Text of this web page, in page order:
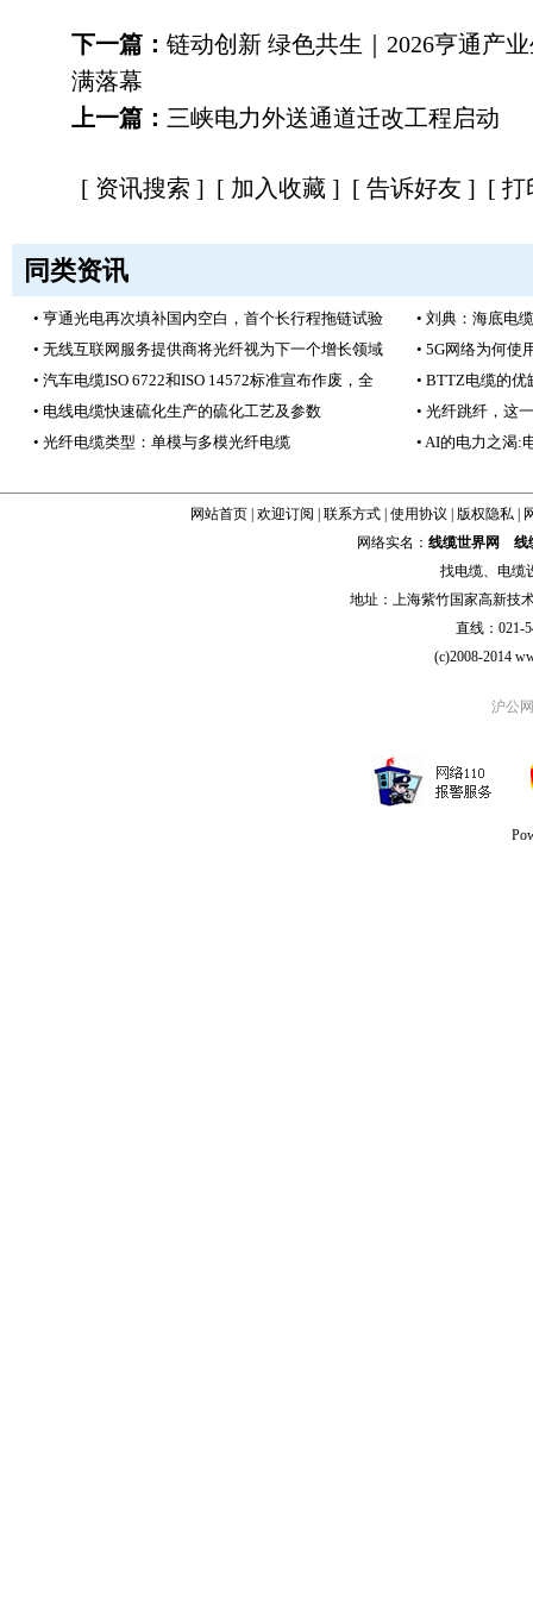
下一篇： 链动创新 绿色共生｜2026亨通产
满落幕
上一篇： 三峡电力外送通道迁改工程启动
[ 资讯搜索 ] [ 加入收藏] [ 告诉好友 ] [ 打
同类资讯
• 亨通光电再次填补国内空白，首个长行程拖链试验
• 刘典：海底电
• 无线互联网服务提供商将光纤视为下一个增长领域
• 5G网络为何使
• 汽车电缆ISO 6722和ISO 14572标准宣布作废，全
• BTTZ电缆的优
• 电线电缆快速硫化生产的硫化工艺及参数
• 光纤跳纤，这
• 光纤电缆类型：单模与多模光纤电缆
• AI的电力之渴:
网站首页| 欢迎订阅 联系方式| 使用协议 版权隐私|
网络实名： 线缆世界网
线
找电缆、 电缆
地址：上海紫竹国家高新技
直线：021-
(c)2008-2014
沪公